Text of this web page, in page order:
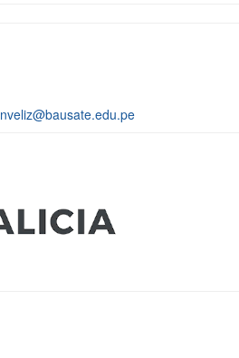
nveliz@bausate.edu.pe